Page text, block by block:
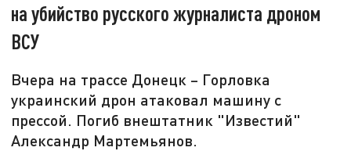
на убийство русского журналиста дроном
ВСУ
Вчера на трассе Донецк – Горловка
украинский дрон атаковал машину с
прессой. Погиб внештатник "Известий"
Александр Мартемьянов.